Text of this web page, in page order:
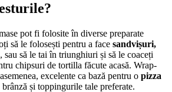
pot fi folosite în diverse preparate
să le folosești pentru a face sandvișuri,
, sau să le tai în triunghiuri și să le coaceți
chipsuri de tortilla făcute acasă. Wrap-
excelente ca bază pentru o pizza
brânză și toppingurile tale preferate.